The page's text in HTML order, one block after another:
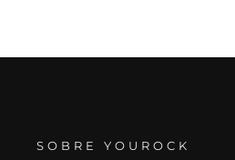
SOBRE YOUROCK